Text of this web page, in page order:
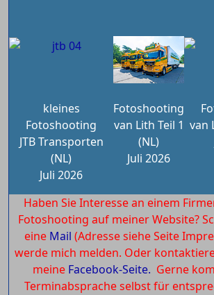
kleines
Fotoshooting
JTB Transporten
(NL)
Juli 2026
Fotoshooting
van Lith Teil 1
(NL)
Juli 2026
van
Haben Sie Interesse an einem
Fotoshooting auf meiner Website?
eine Mail (Adresse siehe Seite
werde mich melden. Oder
meine Facebook-Seite. Gerne
Terminabsprache selbst für